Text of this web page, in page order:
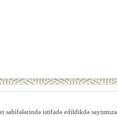
istifadə edildikdə